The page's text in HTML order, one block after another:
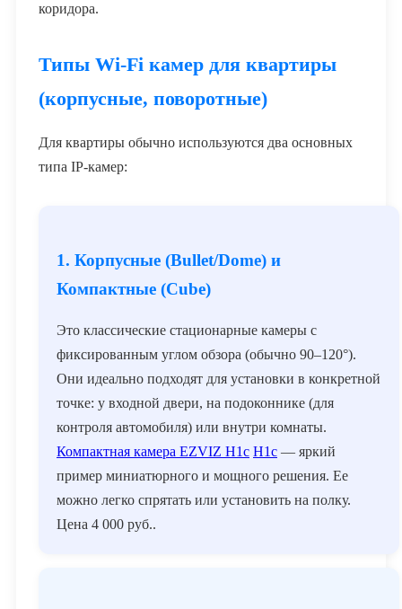
коридора.
Типы Wi-Fi камер для квартиры
(корпусные, поворотные)
Для квартиры обычно используются два основных
типа IP-камер:
1. Корпусные (Bullet/Dome) и
Компактные (Cube)
Это классические стационарные камеры с
фиксированным углом обзора (обычно 90–120°).
Они идеально подходят для установки в конкретной
точке: у входной двери, на подоконнике (для
контроля автомобиля) или внутри комнаты.
Компактная камера EZVIZ H1c H1c — яркий
пример миниатюрного и мощного решения. Ее
можно легко спрятать или установить на полку.
Цена 4 000 руб..